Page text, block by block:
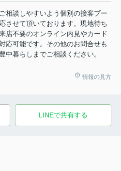
相談しやすいよう個別の接客ブー
させて頂いております。現地待ち
店不要のオンライン内見やカード
応可能です。その他のお問合せも
中暮らしまでご相談ください。
情報の見方
LINEで共有する